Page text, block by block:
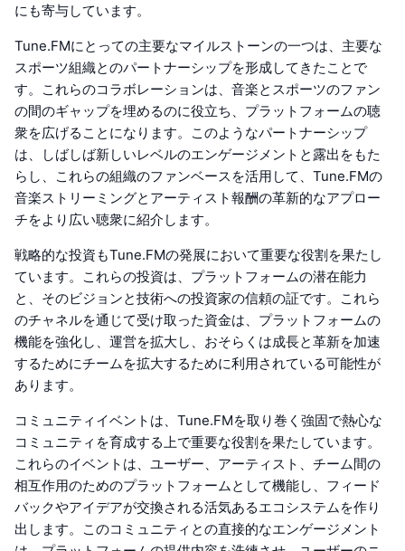
にも寄与しています。
Tune.FMにとっての主要なマイルストーンの一つは、主要な
スポーツ組織とのパートナーシップを形成してきたことで
す。これらのコラボレーションは、音楽とスポーツのファン
の間のギャップを埋めるのに役立ち、プラットフォームの聴
衆を広げることになります。このようなパートナーシップ
は、しばしば新しいレベルのエンゲージメントと露出をもた
らし、これらの組織のファンベースを活用して、Tune.FMの
音楽ストリーミングとアーティスト報酬の革新的なアプロー
チをより広い聴衆に紹介します。
戦略的な投資もTune.FMの発展において重要な役割を果たし
ています。これらの投資は、プラットフォームの潜在能力
と、そのビジョンと技術への投資家の信頼の証です。これら
のチャネルを通じて受け取った資金は、プラットフォームの
機能を強化し、運営を拡大し、おそらくは成長と革新を加速
するためにチームを拡大するために利用されている可能性が
あります。
コミュニティイベントは、Tune.FMを取り巻く強固で熱心な
コミュニティを育成する上で重要な役割を果たしています。
これらのイベントは、ユーザー、アーティスト、チーム間の
相互作用のためのプラットフォームとして機能し、フィード
バックやアイデアが交換される活気あるエコシステムを作り
出します。このコミュニティとの直接的なエンゲージメント